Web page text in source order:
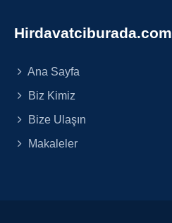
Hirdavatciburada.com
Ana Sayfa
Biz Kimiz
Bize Ulaşın
Makaleler